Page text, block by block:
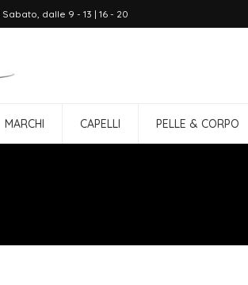
dalle 9 - 13 | 16 - 20
MARCHI CAPELLI PELLE & CORPO